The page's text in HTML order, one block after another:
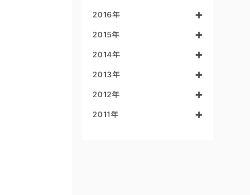
2016年
2015年
2014年
2013年
2012年
2011年